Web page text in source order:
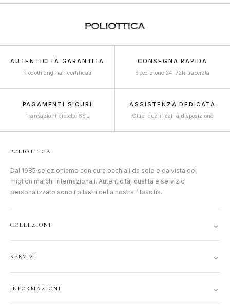
AUTENTICITÀ GARANTITA
Prodotti originali certificati
CONSEGNA RAPIDA
Spedizione 24–72h tracciata
PAGAMENTI SICURI
Transazioni protette SSL
ASSISTENZA DEDICATA
Ottici qualificati a disposizione
POLIOTTICA
Dal 1985 selezioniamo con cura occhiali da sole e da vista dei
migliori marchi internazionali. Autenticità, qualità e servizio
personalizzato sono i pilastri della nostra filosofia.
COLLEZIONI ⌄
JUNIOR
SERVIZI ⌄
INFORMAZIONI ⌄